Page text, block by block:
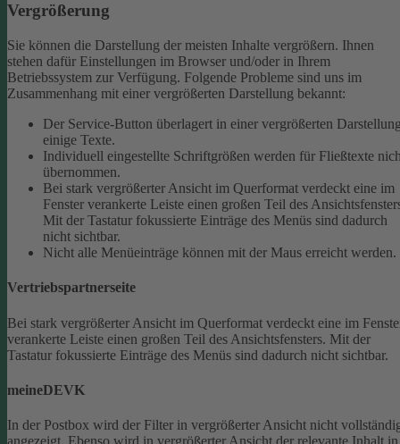
Vergrößerung
Sie können die Darstellung der meisten Inhalte vergrößern. Ihnen
stehen dafür Einstellungen im Browser und/oder in Ihrem
Betriebssystem zur Verfügung. Folgende Probleme sind uns im
Zusammenhang mit einer vergrößerten Darstellung bekannt:
Der Service-Button überlagert in einer vergrößerten
einige Texte.
Individuell eingestellte Schriftgrößen werden für Fließtexte
übernommen.
Bei stark vergrößerter Ansicht im Querformat verdeckt eine im
Fenster verankerte Leiste einen großen Teil des
Mit der Tastatur fokussierte Einträge des Menüs sind dadurch
nicht sichtbar.
Nicht alle Menüeinträge können mit der Maus erreicht werden.
Vertriebspartnerseite
Bei stark vergrößerter Ansicht im Querformat verdeckt eine im
verankerte Leiste einen großen Teil des Ansichtsfensters. Mit der
Tastatur fokussierte Einträge des Menüs sind dadurch nicht sichtbar.
meineDEVK
In der Postbox wird der Filter in vergrößerter Ansicht nicht
angezeigt. Ebenso wird in vergrößerter Ansicht der relevante Inhalt in